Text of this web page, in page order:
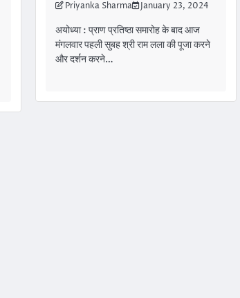
Priyanka Sharma January 23, 2024
अयोध्या : प्राण प्रतिष्ठा समारोह के बाद आज
मंगलवार पहली सुबह श्री राम लला की पूजा करने
और दर्शन करने…